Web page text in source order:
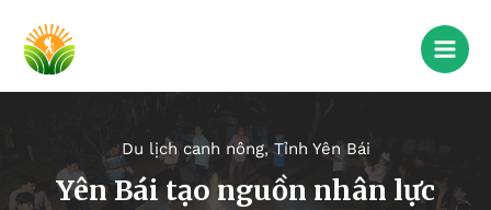
Du lịch canh nông,Tỉnh Yên Bái
Yên Bái tạo nguồn nhân lực